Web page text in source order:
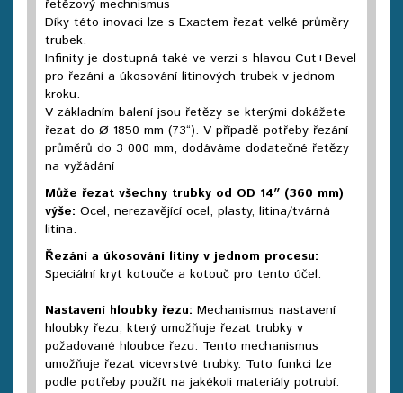
řetězový mechnismus
Díky této inovaci lze s Exactem řezat velké průměry
trubek.
Infinity je dostupná také ve verzi s hlavou Cut+Bevel
pro řezání a úkosování litinových trubek v jednom
kroku.
V základním balení jsou řetězy se kterými dokážete
řezat do Ø 1850 mm (73“). V případě potřeby řezání
průměrů do 3 000 mm, dodáváme dodatečné řetězy
na vyžádání
Může řezat všechny trubky od OD 14″ (360 mm)
výše: Ocel, nerezavějící ocel, plasty, litina/tvárná
litina.
Řezání a úkosování litiny v jednom procesu:
Speciální kryt kotouče a kotouč pro tento účel.
Nastavení hloubky řezu: Mechanismus nastavení
hloubky řezu, který umožňuje řezat trubky v
požadované hloubce řezu. Tento mechanismus
umožňuje řezat vícevrstvé trubky. Tuto funkci lze
podle potřeby použít na jakékoli materiály potrubí.